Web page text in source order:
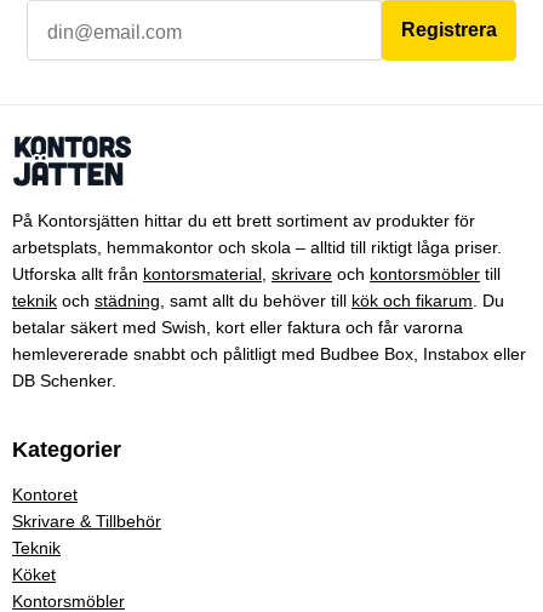
Registrera
På Kontorsjätten hittar du ett brett sortiment av produkter för
arbetsplats, hemmakontor och skola – alltid till riktigt låga priser.
Utforska allt från kontorsmaterial skrivare och kontorsmöbler till
teknik och städning , samt allt du behöver till kök och fikarum . Du
betalar säkert med Swish, kort eller faktura och får varorna
hemlevererade snabbt och pålitligt med Budbee Box, Instabox eller
DB Schenker.
Kategorier
Kontoret
Skrivare & Tillbehör
Teknik
Köket
Kontorsmöbler